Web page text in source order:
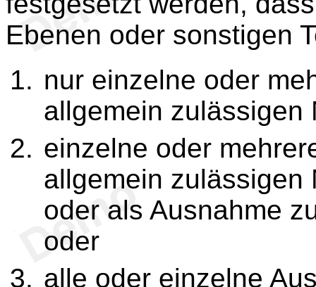
Ebenen oder sonstigen
nur einzelne oder
allgemein zulässigen
einzelne oder
allgemein zulässigen
oder als Ausnahme
oder
alle oder einzelne